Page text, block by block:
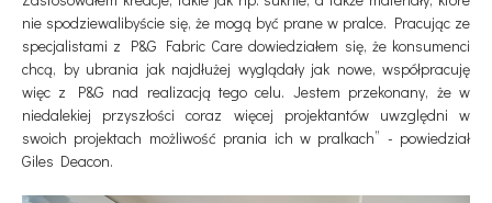
nie spodziewalibyście się, że mogą być prane w pralce. Pracując ze
specjalistami z P&G Fabric Care dowiedziałem się, że konsumenci
chcą, by ubrania jak najdłużej wyglądały jak nowe, współpracuję
więc z P&G nad realizacją tego celu. Jestem przekonany, że w
niedalekiej przyszłości coraz więcej projektantów uwzględni w
swoich projektach możliwość prania ich w pralkach” - powiedział
Giles Deacon.